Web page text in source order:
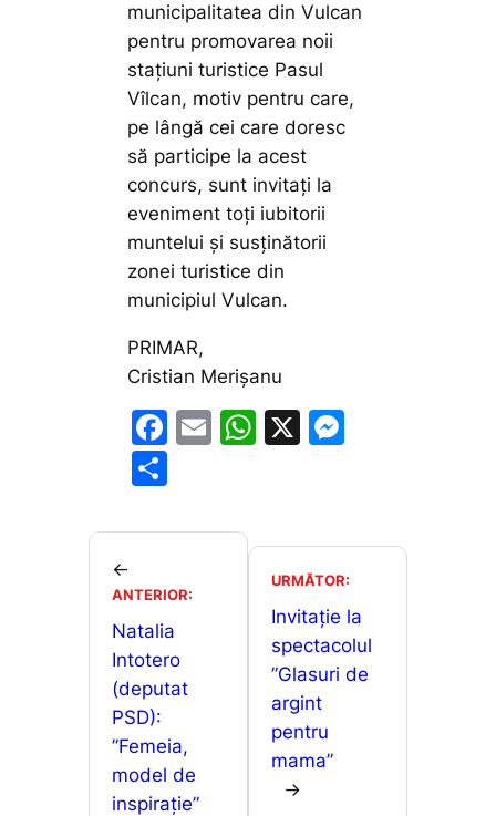
municipalitatea din Vulcan
pentru promovarea noii
stațiuni turistice Pasul
Vîlcan, motiv pentru care,
pe lângă cei care doresc
să participe la acest
concurs, sunt invitați la
eveniment toți iubitorii
muntelui și susținătorii
zonei turistice din
municipiul Vulcan.
PRIMAR,
Cristian Merișanu
F
e
o
o
k
E
l
W
A
p
p
X
e
n
g
er
ta
a
z
ă
←
ANTERIOR:
Natalia
Intotero
(deputat
PSD):
”Femeia,
model de
inspirație”
URMĂTOR:
Invitație la
spectacolul
”Glasuri de
argint
pentru
mama”
→